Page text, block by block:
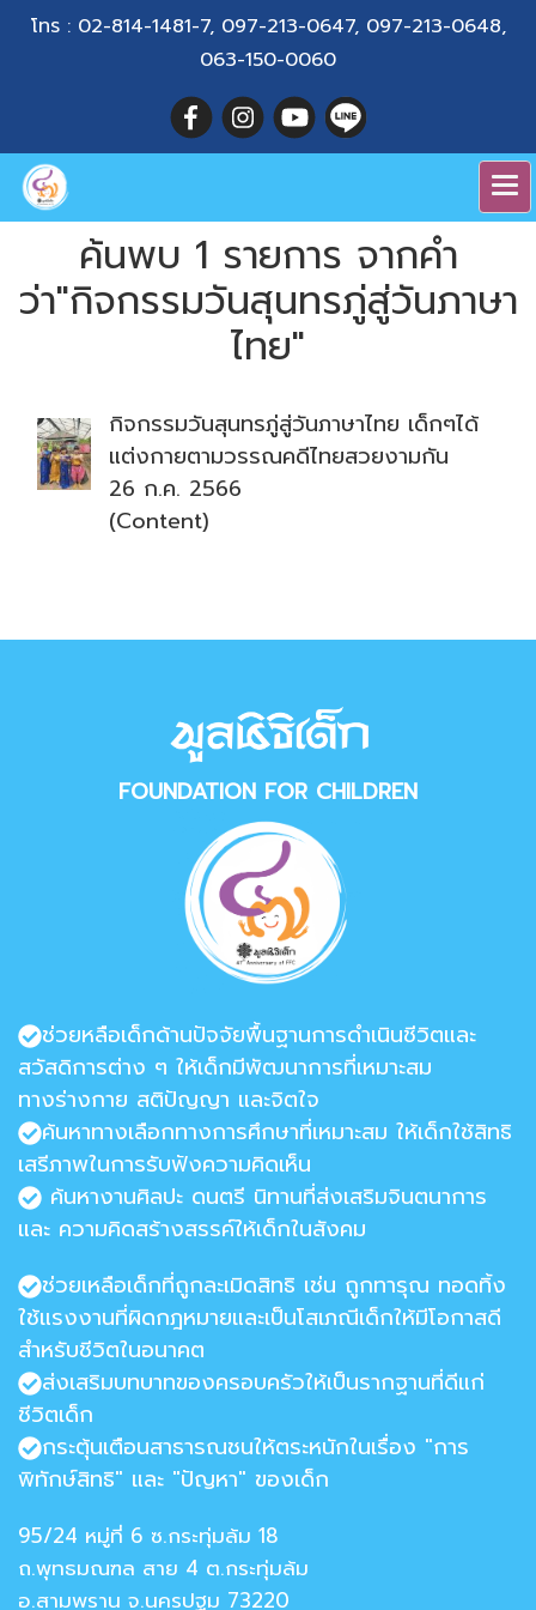
โทร : 02-814-1481-7, 097-213-0647, 097-213-0648,
063-150-0060
ค้นพบ 1 รายการ จากคำ
ว่า"กิจกรรมวันสุนทรภู่สู่วันภาษา
ไทย"
กิจกรรมวันสุนทรภู่สู่วันภาษาไทย เด็กๆได้
แต่งกายตามวรรณคดีไทยสวยงามกัน
26 ก.ค. 2566
(Content)
FOUNDATION FOR CHILDREN
ช่วยหลือเด็กด้านปัจจัยพื้นฐานการดำเนินชีวิตและ
สวัสดิการต่าง ๆ ให้เด็กมีพัฒนาการที่เหมาะสม
ทางร่างกาย สติปัญญา และจิตใจ
ค้นหาทางเลือกทางการศึกษาที่เหมาะสม ให้เด็กใช้สิทธิ
เสรีภาพในการรับฟังความคิดเห็น
ค้นหางานศิลปะ ดนตรี นิทานที่ส่งเสริมจินตนาการ
และ ความคิดสร้างสรรค์ให้เด็กในสังคม
ช่วยเหลือเด็กที่ถูกละเมิดสิทธิ เช่น ถูกทารุณ ทอดทิ้ง
ใช้แรงงานที่ผิดกฎหมายและเป็นโสเภณีเด็กให้มีโอกาสดี
สำหรับชีวิตในอนาคต
ส่งเสริมบทบาทของครอบครัวให้เป็นรากฐานที่ดีแก่
ชีวิตเด็ก
กระตุ้นเตือนสาธารณชนให้ตระหนักในเรื่อง "การ
พิทักษ์สิทธิ" และ "ปัญหา" ของเด็ก
95/24 หมู่ที่ 6 ซ.กระทุ่มล้ม 18
ถ.พุทธมณฑล สาย 4 ต.กระทุ่มล้ม
อ.สามพราน จ.นครปฐม 73220